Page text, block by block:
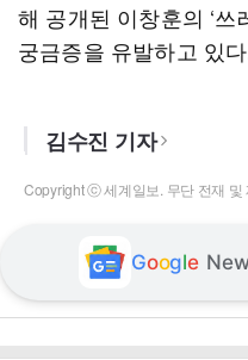
해 공개된 이창훈의 ‘쓰
궁금증을 유발하고 있
김수진 기자
Copyright ⓒ 세계일보. 무단 전재 및
Google